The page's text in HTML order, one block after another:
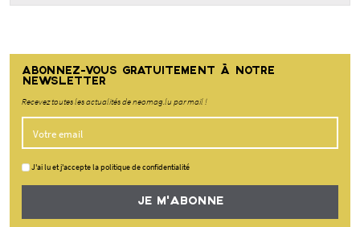
ABONNEZ-VOUS GRATUITEMENT À NOTRE
NEWSLETTER
Recevez toutes les actualités de neomag.lu par mail !
J'ai lu et j'accepte la politique de confidentialité
JE M'ABONNE